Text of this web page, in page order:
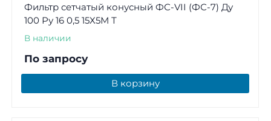
Фильтр сетчатый конусный ФС-VII (ФС-7) Ду
100 Ру 16 0,5 15Х5М Т
В наличии
По запросу
В корзину